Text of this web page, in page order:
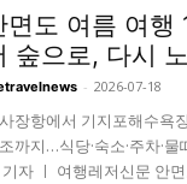
면도 여름 여행
숲으로, 다시
- 2026-07-18
장항에서 기지포해수욕
까지…식당·숙소·주차·
자 ㅣ 여행레저신문 안